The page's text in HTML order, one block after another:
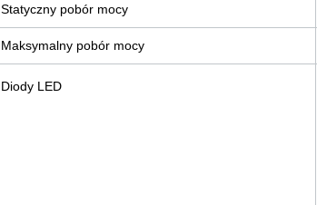
Statyczny pobór mocy
Maksymalny pobór mocy
Diody LED